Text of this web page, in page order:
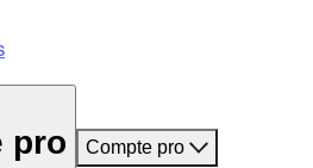
pro Compte pro